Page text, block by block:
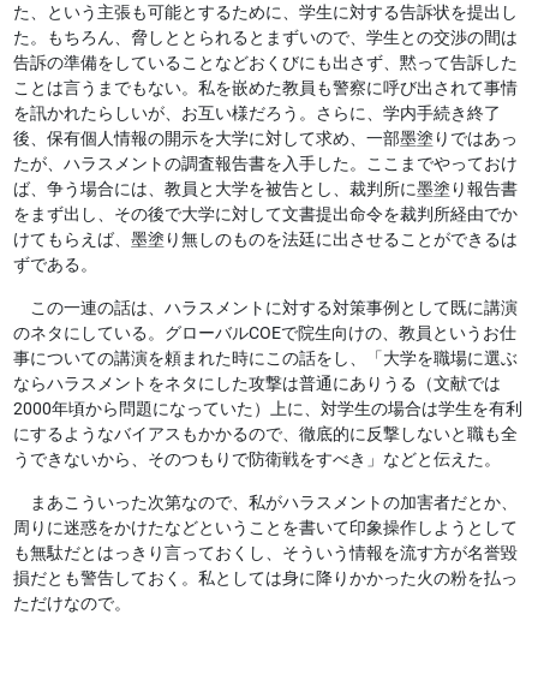
た、という主張も可能とするために、学生に対する告訴状を提出し
た。もちろん、脅しととられるとまずいので、学生との交渉の間は
告訴の準備をしていることなどおくびにも出さず、黙って告訴した
ことは言うまでもない。私を嵌めた教員も警察に呼び出されて事情
を訊かれたらしいが、お互い様だろう。さらに、学内手続き終了
後、保有個人情報の開示を大学に対して求め、一部墨塗りではあっ
たが、ハラスメントの調査報告書を入手した。ここまでやっておけ
ば、争う場合には、教員と大学を被告とし、裁判所に墨塗り報告書
をまず出し、その後で大学に対して文書提出命令を裁判所経由でか
けてもらえば、墨塗り無しのものを法廷に出させることができるは
ずである。
この一連の話は、ハラスメントに対する対策事例として既に講演
のネタにしている。グローバルCOEで院生向けの、教員というお仕
事についての講演を頼まれた時にこの話をし、「大学を職場に選ぶ
ならハラスメントをネタにした攻撃は普通にありうる（文献では
2000年頃から問題になっていた）上に、対学生の場合は学生を有利
にするようなバイアスもかかるので、徹底的に反撃しないと職も全
うできないから、そのつもりで防衛戦をすべき」などと伝えた。
まあこういった次第なので、私がハラスメントの加害者だとか、
周りに迷惑をかけたなどということを書いて印象操作しようとして
も無駄だとはっきり言っておくし、そういう情報を流す方が名誉毀
損だとも警告しておく。私としては身に降りかかった火の粉を払っ
ただけなので。